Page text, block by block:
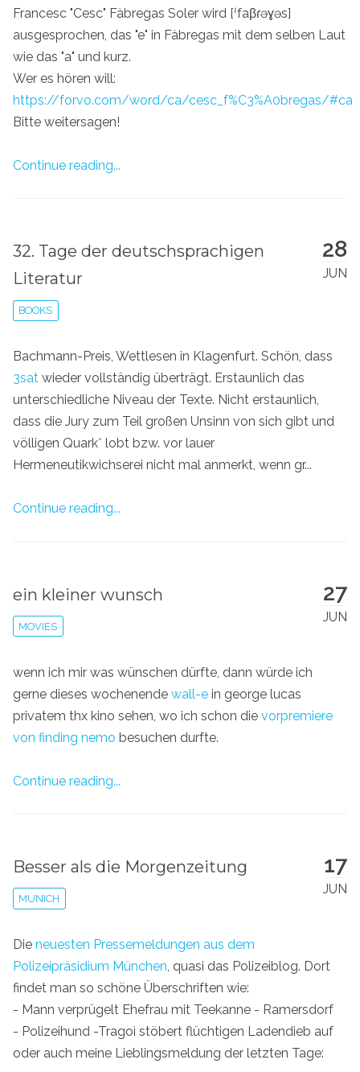
Francesc "Cesc" Fàbregas Soler wird [ˈfaβɾəɣəs]
ausgesprochen, das "e" in Fàbregas mit dem selben Laut
wie das "a" und kurz.
Wer es hören will:
https://forvo.com/word/ca/cesc_f%C3%A0bregas/#ca
Bitte weitersagen!
Continue reading...
28
JUN
32. Tage der deutschsprachigen
Literatur
BOOKS
Bachmann-Preis, Wettlesen in Klagenfurt. Schön, dass
3sat wieder vollständig überträgt. Erstaunlich das
unterschiedliche Niveau der Texte. Nicht erstaunlich,
dass die Jury zum Teil großen Unsinn von sich gibt und
völligen Quark* lobt bzw. vor lauer
Hermeneutikwichserei nicht mal anmerkt, wenn gr...
Continue reading...
27
JUN
ein kleiner wunsch
MOVIES
wenn ich mir was wünschen dürfte, dann würde ich
gerne dieses wochenende wall-e in george lucas
privatem thx kino sehen, wo ich schon die vorpremiere
von finding nemo besuchen durfte.
Continue reading...
17
JUN
Besser als die Morgenzeitung
MUNICH
Die neuesten Pressemeldungen aus dem
Polizeipräsidium München, quasi das Polizeiblog. Dort
findet man so schöne Überschriften wie:
- Mann verprügelt Ehefrau mit Teekanne - Ramersdorf
- Polizeihund -Tragoì stöbert flüchtigen Ladendieb auf
oder auch meine Lieblingsmeldung der letzten Tage: